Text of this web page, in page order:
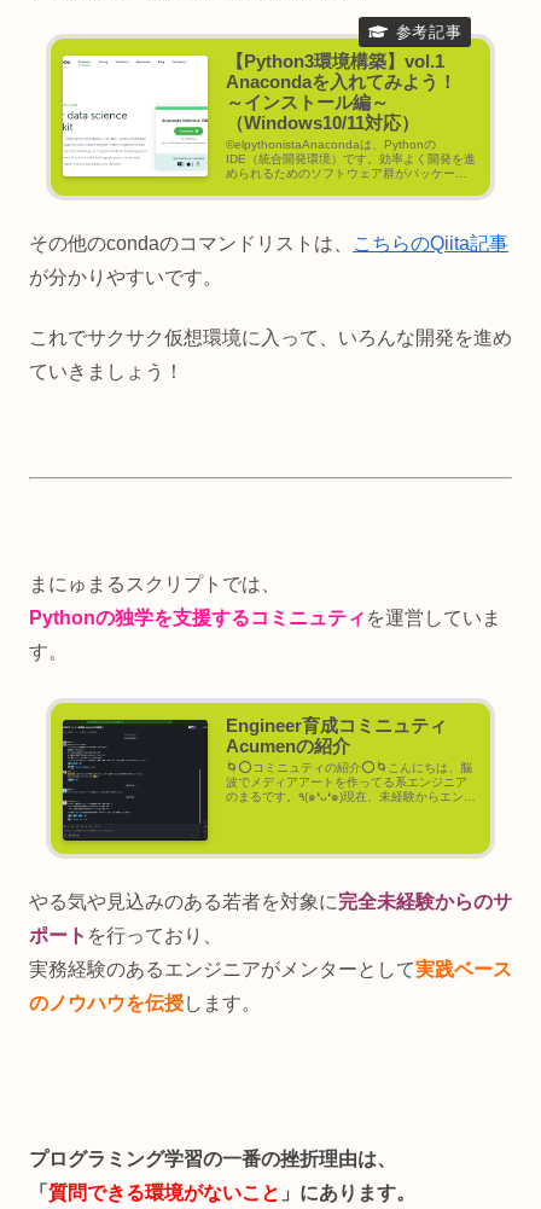
【Python3環境構築】vol.1
Anacondaを入れてみよう！
～インストール編～
（Windows10/11対応）
©elpythonistaAnacondaは、Pythonの
IDE（統合開発環境）です。効率よく開発を進
められるためのソフトウェア群がパッケージ
を行うことができます。Pythonを使って言語
その他のcondaのコマンドリストは、
こちらのQiita記事
が分かりやすいです。
これでサクサク仮想環境に入って、いろんな開発を進め
ていきましょう！
まにゅまるスクリプトでは、
Pythonの独学を支援するコミニュティ を運営していま
す。
Engineer育成コミニュティ
Acumenの紹介
🌀⭕コミニュティの紹介⭕🌀こんにちは、脳
波でメディアアートを作ってる系エンジニア
のまるです。٩(๑❛ᴗ❛๑)現在、未経験からエンジ
やる気や見込みのある若者を対象に完全未経験からのサ
ポート を行っており、
実務経験のあるエンジニアがメンターとして実践ベース
のノウハウを伝授します。
プログラミング学習の一番の挫折理由は、
「 質問できる環境がないこと 」にあります。